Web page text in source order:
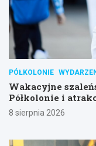
PÓŁKOLONIE
Wakacyjne
Półkolonie i
8 sierpnia 2026